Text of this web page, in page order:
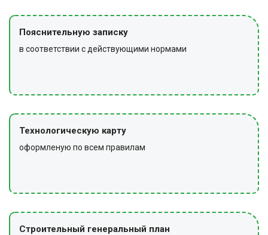
Пояснительную записку
в соответствии с действующими нормами
Технологическую карту
оформленую по всем правилам
Строительный генеральный план